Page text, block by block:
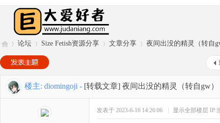
巨 »
论坛
›
Size Fetish资源分享
›
文章分享
›
夜间出没的精灵（转自
楼主: diomingoji - [转载文章] 夜间出没的精灵（转自gw）
发表于 2023-6-16 14:26:06 显示全部楼层 IP: